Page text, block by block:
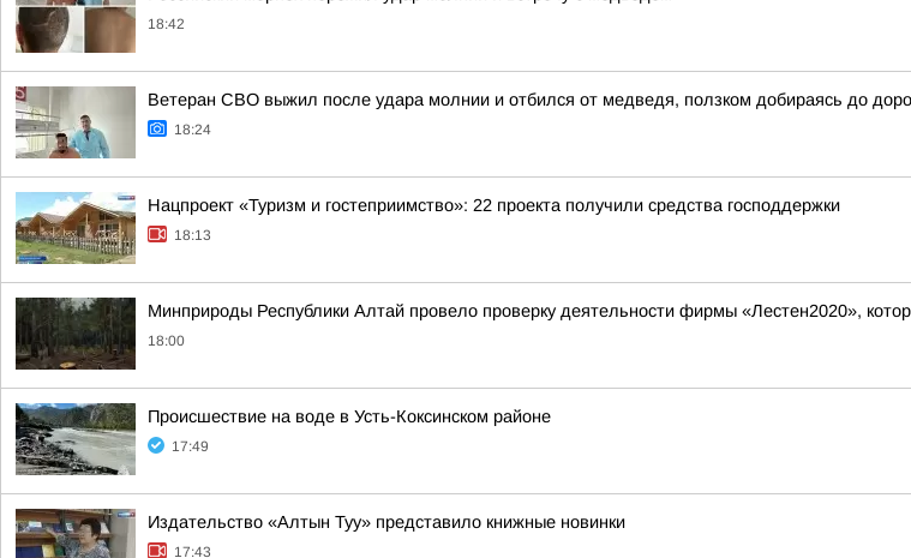
18:42
Ветеран СВО выжил после удара молнии и отбился от медведя, ползком добираясь до
18:24
Нацпроект «Туризм и гостеприимство»: 22 проекта получили средства господдержки
18:13
Минприроды Республики Алтай провело проверку деятельности фирмы «Лестен2020»,
18:00
Происшествие на воде в Усть-Коксинском районе
17:49
Издательство «Алтын Туу» представило книжные новинки
17:43